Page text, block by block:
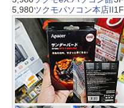
5,980ツクモパソコン本店II1F